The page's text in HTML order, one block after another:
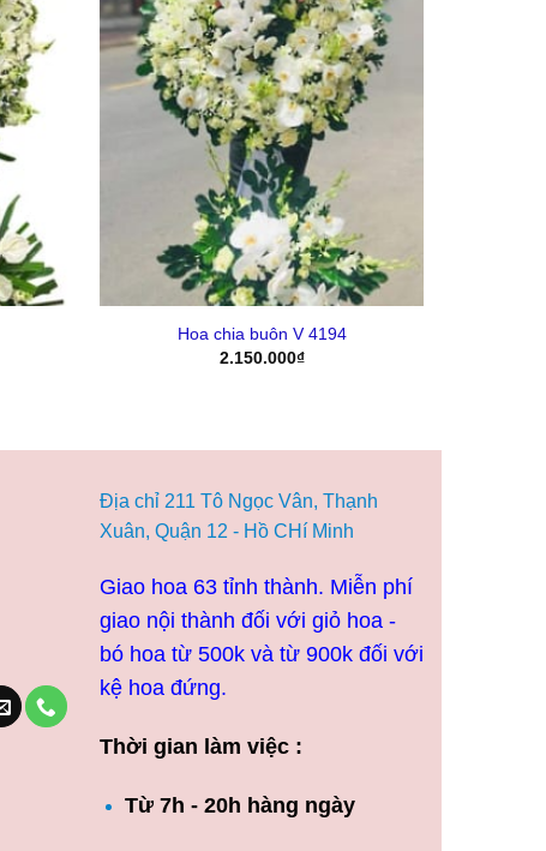
Yêu
Thich
Hoa chia buôn V 4194
2.150.000₫
Địa chỉ 211 Tô Ngọc Vân, Thạnh
Xuân, Quận 12 - Hồ CHí Minh
Giao hoa 63 tỉnh thành. Miễn phí
giao nội thành đối với giỏ hoa -
bó hoa từ 500k và từ 900k đối với
kệ hoa đứng.
Thời gian làm việc :
Từ 7h - 20h hàng ngày